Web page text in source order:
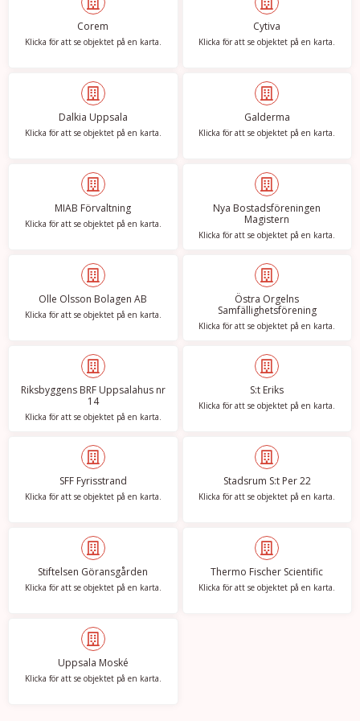
Corem
Klicka för att se objektet på en karta.
Cytiva
Klicka för att se objektet på en karta.
Dalkia Uppsala
Klicka för att se objektet på en karta.
Galderma
Klicka för att se objektet på en karta.
MIAB Förvaltning
Klicka för att se objektet på en karta.
Nya Bostadsföreningen
Magistern
Klicka för att se objektet på en karta.
Olle Olsson Bolagen AB
Klicka för att se objektet på en karta.
Östra Orgelns
Samfällighetsförening
Klicka för att se objektet på en karta.
Riksbyggens BRF Uppsalahus nr
14
Klicka för att se objektet på en karta.
S:t Eriks
Klicka för att se objektet på en karta.
SFF Fyrisstrand
Klicka för att se objektet på en karta.
Stadsrum S:t Per 22
Klicka för att se objektet på en karta.
Stiftelsen Göransgården
Klicka för att se objektet på en karta.
Thermo Fischer Scientific
Klicka för att se objektet på en karta.
Uppsala Moské
Klicka för att se objektet på en karta.